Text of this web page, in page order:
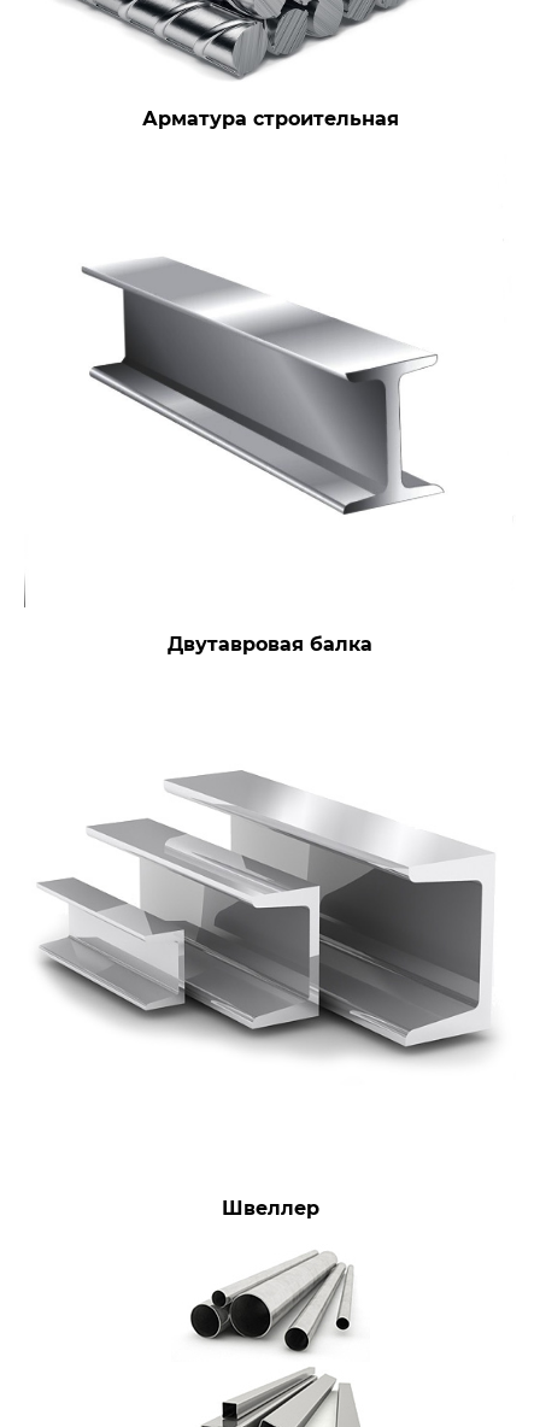
Арматура строительная
Двутавровая балка
Швеллер